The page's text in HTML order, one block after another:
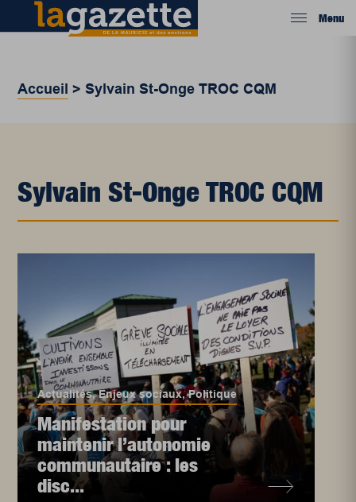
Menu
Accueil >Sylvain St-Onge TROC CQM
Sylvain St-Onge TROC CQM
Actualités,Enjeux sociaux,Politique
Manifestation pour
maintenir l’autonomie
communautaire : les
disc...